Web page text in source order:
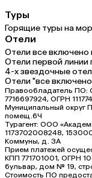
Туры
Горящие туры на
Отели
Отели все
Отели первой
4-х звездочные
Отели "все
Правообладатель ПО:
7716697924, ОГРН
Муниципальный округ
помещ.6Ч
Турагент: ООО
1173702008248,
Коммуны, д. ЗА
Прием платежей
КПП 771701001, ОГРН
бульвар, дом № 19,
Стоимость ПО